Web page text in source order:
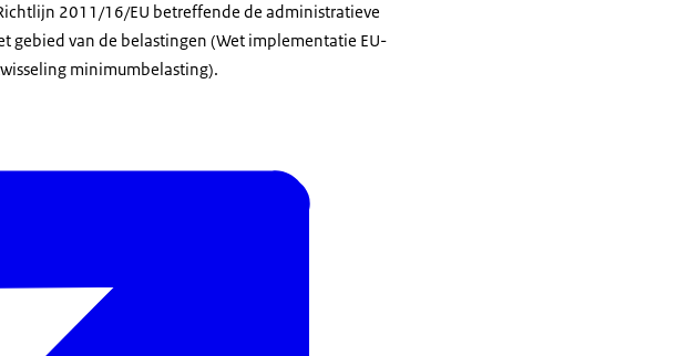
2011/16/EU betreffende de administratieve
gebied van de belastingen (Wet implementatie EU-
minimumbelasting).